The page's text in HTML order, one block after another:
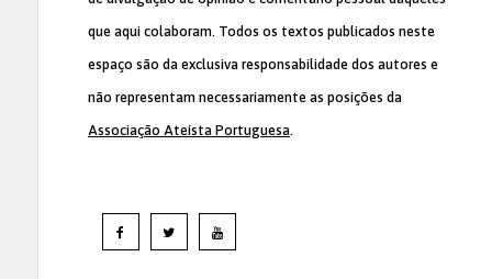
que aqui colaboram. Todos os textos publicados neste
espaço são da exclusiva responsabilidade dos autores e
não representam necessariamente as posições da
Associação Ateísta Portuguesa.